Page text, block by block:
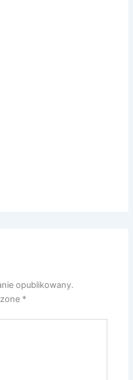
opublikowany.
*